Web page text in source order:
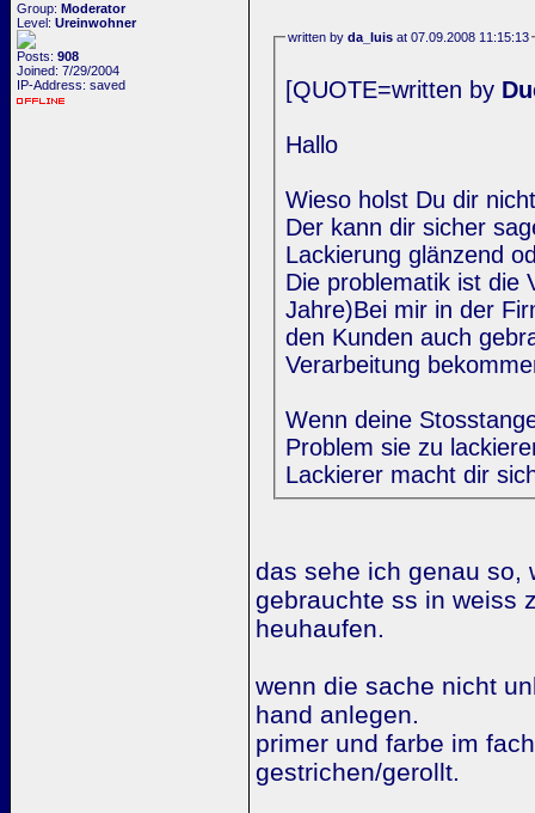
Group: Moderator
Level: Ureinwohner
Posts: 908
Joined: 7/29/2004
IP-Address: saved
written byda_luis at 07.09.2008 11:15:13
[QUOTE=written by
Hallo
Wieso holst Du dir
Der kann dir sicher
Lackierung glänzend
Die problematik ist die
Jahre)Bei mir in der
den Kunden auch
Verarbeitung
Wenn deine
Problem sie zu
Lackierer macht dir
das sehe ich genau so,
gebrauchte ss in weiss
heuhaufen.
wenn die sache nicht
hand anlegen.
primer und farbe im
gestrichen/gerollt.